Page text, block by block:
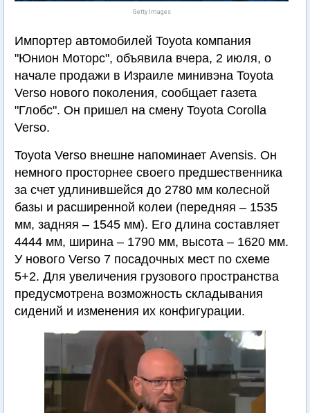
Getty Images
Импортер автомобилей Toyota компания
"Юнион Моторс", объявила вчера, 2 июля, о
начале продажи в Израиле минивэна Toyota
Verso нового поколения, сообщает газета
"Глобс". Он пришел на смену Toyota Corolla
Verso.
Toyota Verso внешне напоминает Avensis. Он
немного просторнее своего предшественника
за счет удлинившейся до 2780 мм колесной
базы и расширенной колеи (передняя – 1535
мм, задняя – 1545 мм). Его длина составляет
4444 мм, ширина – 1790 мм, высота – 1620 мм.
У нового Verso 7 посадочных мест по схеме
5+2. Для увеличения грузового пространства
предусмотрена возможность складывания
сидений и изменения их конфигурации.